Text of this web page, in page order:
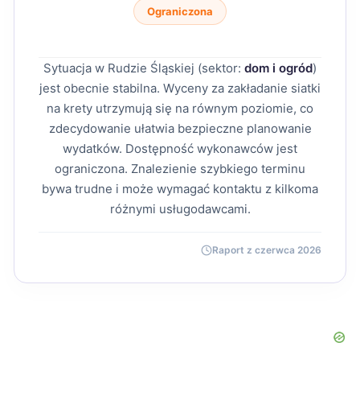
Ograniczona
Sytuacja w Rudzie Śląskiej (sektor: dom i ogród)
jest obecnie stabilna. Wyceny za zakładanie siatki
na krety utrzymują się na równym poziomie, co
zdecydowanie ułatwia bezpieczne planowanie
wydatków. Dostępność wykonawców jest
ograniczona. Znalezienie szybkiego terminu
bywa trudne i może wymagać kontaktu z kilkoma
różnymi usługodawcami.
Raport z czerwca 2026